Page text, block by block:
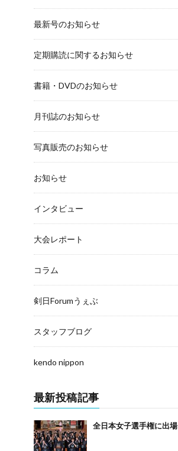
最新号のお知らせ
定期購読に関するお知らせ
書籍・DVDのお知らせ
月刊誌のお知らせ
写真販売のお知らせ
お知らせ
インタビュー
大会レポート
コラム
剣日Forumうぇぶ
スタッフブログ
kendo nippon
最新投稿記事
全日本女子選手権に出場